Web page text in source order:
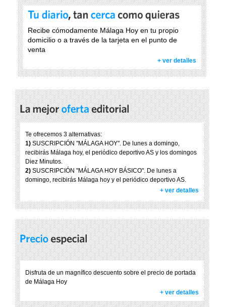
Recibe cómodamente Málaga Hoy en tu propio
domicilio o a través de la tarjeta en el punto de
venta
+ ver detalles
Te ofrecemos 3 alternativas:
1)SUSCRIPCIÓN "MÁLAGA HOY". De lunes a domingo,
recibirás Málaga hoy, el periódico deportivo AS y los domingos
Diez Minutos.
2)SUSCRIPCIÓN "MÁLAGA HOY BÁSICO". De lunes a
domingo, recibirás Málaga hoy y el periódico deportivo AS.
+ ver detalles
Disfruta de un magnífico descuento sobre el precio de portada
de Málaga Hoy
+ ver detalles